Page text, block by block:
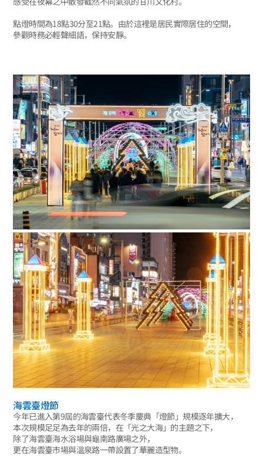
點燈時間為18點30分至21點。由於這裡是居民實際居住的空間，
參觀時務必輕聲細語，保持安靜。
海雲臺燈節
今年已進入第9屆的海雲臺代表冬季慶典「燈節」規模逐年擴大，
本次規模足足為去年的兩倍，在「光之大海」的主題之下，
除了海雲臺海水浴場與龜南路廣場之外，
更在海雲臺市場與溫泉路一帶設置了華麗造型物。